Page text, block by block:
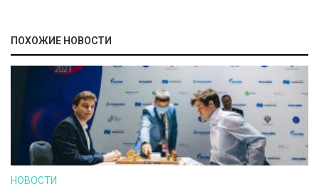
ПОХОЖИЕ НОВОСТИ
НОВОСТИ